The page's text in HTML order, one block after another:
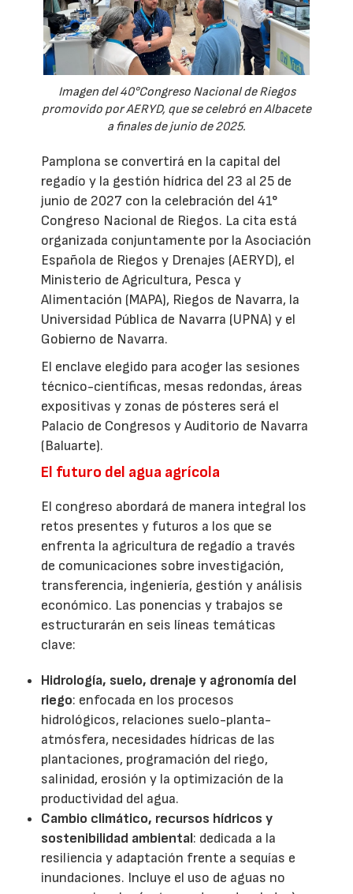
Imagen del 40°Congreso Nacional de Riegos
promovido por AERYD, que se celebró en Albacete
a finales de junio de 2025.
Pamplona se convertirá en la capital del
regadío y la gestión hídrica del 23 al 25 de
junio de 2027 con la celebración del 41°
Congreso Nacional de Riegos. La cita está
organizada conjuntamente por la Asociación
Española de Riegos y Drenajes (AERYD), el
Ministerio de Agricultura, Pesca y
Alimentación (MAPA), Riegos de Navarra, la
Universidad Pública de Navarra (UPNA) y el
Gobierno de Navarra.
El enclave elegido para acoger las sesiones
técnico-científicas, mesas redondas, áreas
expositivas y zonas de pósteres será el
Palacio de Congresos y Auditorio de Navarra
(Baluarte).
El futuro del agua agrícola
El congreso abordará de manera integral los
retos presentes y futuros a los que se
enfrenta la agricultura de regadío a través
de comunicaciones sobre investigación,
transferencia, ingeniería, gestión y análisis
económico. Las ponencias y trabajos se
estructurarán en seis líneas temáticas
clave:
Hidrología, suelo, drenaje y agronomía del
riego: enfocada en los procesos
hidrológicos, relaciones suelo-planta-
atmósfera, necesidades hídricas de las
plantaciones, programación del riego,
salinidad, erosión y la optimización de la
productividad del agua.
Cambio climático, recursos hídricos y
sostenibilidad ambiental: dedicada a la
resiliencia y adaptación frente a sequías e
inundaciones. Incluye el uso de aguas no